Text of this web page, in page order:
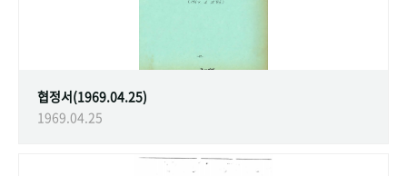
협정서(1969.04.25)
1969.04.25